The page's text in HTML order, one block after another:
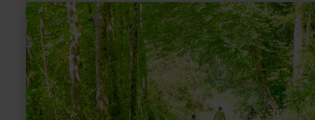
en
savoir
plus
sur
:
Wacholderschutzgebiet